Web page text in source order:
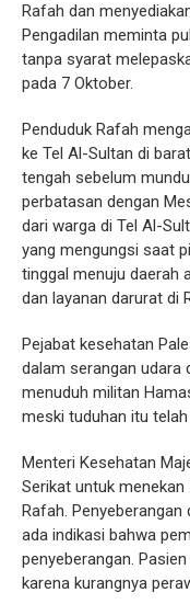
Rafah dan
Pengadilan meminta
tanpa syarat
pada 7 Oktober.
Penduduk Rafah
ke Tel Al-Sultan di
tengah sebelum
perbatasan dengan
dari warga di Tel Al-
yang mengungsi saat
tinggal menuju daerah
dan layanan darurat di
Pejabat kesehatan
dalam serangan udara
menuduh militan
meski tuduhan itu
Menteri Kesehatan
Serikat untuk
Rafah.
ada indikasi bahwa
penyeberangan.
karena kurangnya